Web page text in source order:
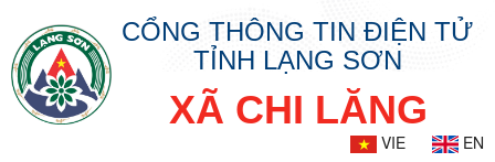
CỔNG THÔNG TIN ĐIỆN TỬ
TỈNH LẠNG SƠN
XÃ CHI LĂNG
VIE EN